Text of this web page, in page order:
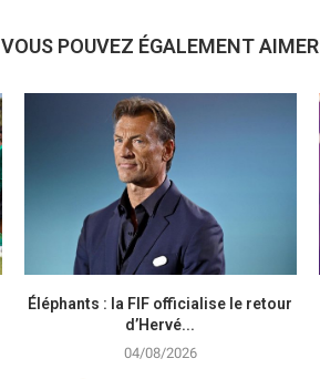
VOUS POUVEZ ÉGALEMENT AIMER
Éléphants : la FIF officialise le retour
d’Hervé...
04/08/2026